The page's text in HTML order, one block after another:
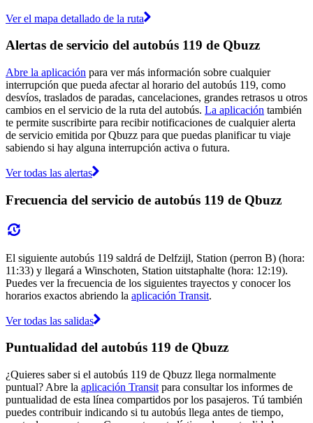
Ver el mapa detallado de la ruta
Alertas de servicio del autobús 119 de Qbuzz
Abre la aplicación para ver más información sobre cualquier
interrupción que pueda afectar al horario del autobús 119, como
desvíos, traslados de paradas, cancelaciones, grandes retrasos u otros
cambios en el servicio de la ruta del autobús. La aplicación también
te permite suscribirte para recibir notificaciones de cualquier alerta
de servicio emitida por Qbuzz para que puedas planificar tu viaje
sabiendo si hay alguna interrupción activa o futura.
Ver todas las alertas
Frecuencia del servicio de autobús 119 de Qbuzz
El siguiente autobús 119 saldrá de Delfzijl, Station (perron B) (hora:
11:33) y llegará a Winschoten, Station uitstaphalte (hora: 12:19).
Puedes ver la frecuencia de los siguientes trayectos y conocer los
horarios exactos abriendo la aplicación Transit.
Ver todas las salidas
Puntualidad del autobús 119 de Qbuzz
¿Quieres saber si el autobús 119 de Qbuzz llega normalmente
puntual? Abre la aplicación Transit para consultar los informes de
puntualidad de esta línea compartidos por los pasajeros. Tú también
puedes contribuir indicando si tu autobús llega antes de tiempo,